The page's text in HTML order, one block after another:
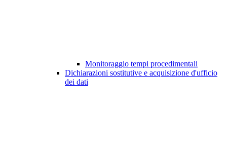
Monitoraggio tempi procedimentali
Dichiarazioni sostitutive e acquisizione d'ufficio
dei dati